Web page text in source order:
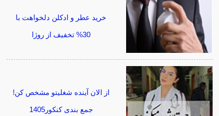
خرید عطر و ادکلن دلخواهت با
30% تخفیف از روژا
از الان آینده شغلیتو مشخص کن!
جمع بندی کنکور1405